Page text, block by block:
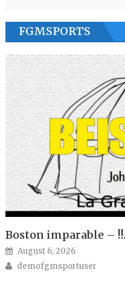
FGMSPORTS
Boston imparable –
Posted on
August 6, 2026
Author
demofgmsportuser